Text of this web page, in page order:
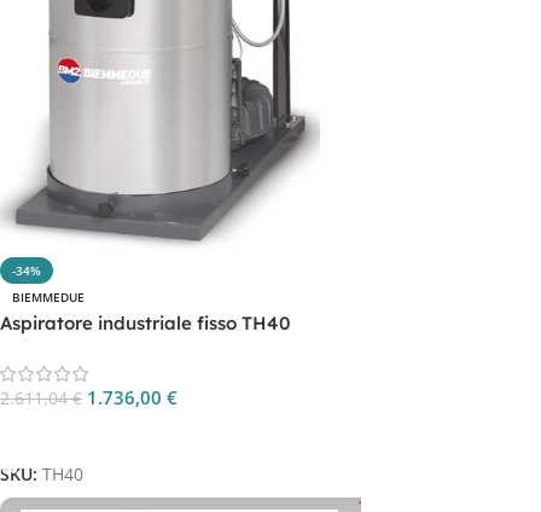
-34%
BIEMMEDUE
Aspiratore industriale fisso TH40
2.611,04€ 1.736,00 €
SKU: TH40